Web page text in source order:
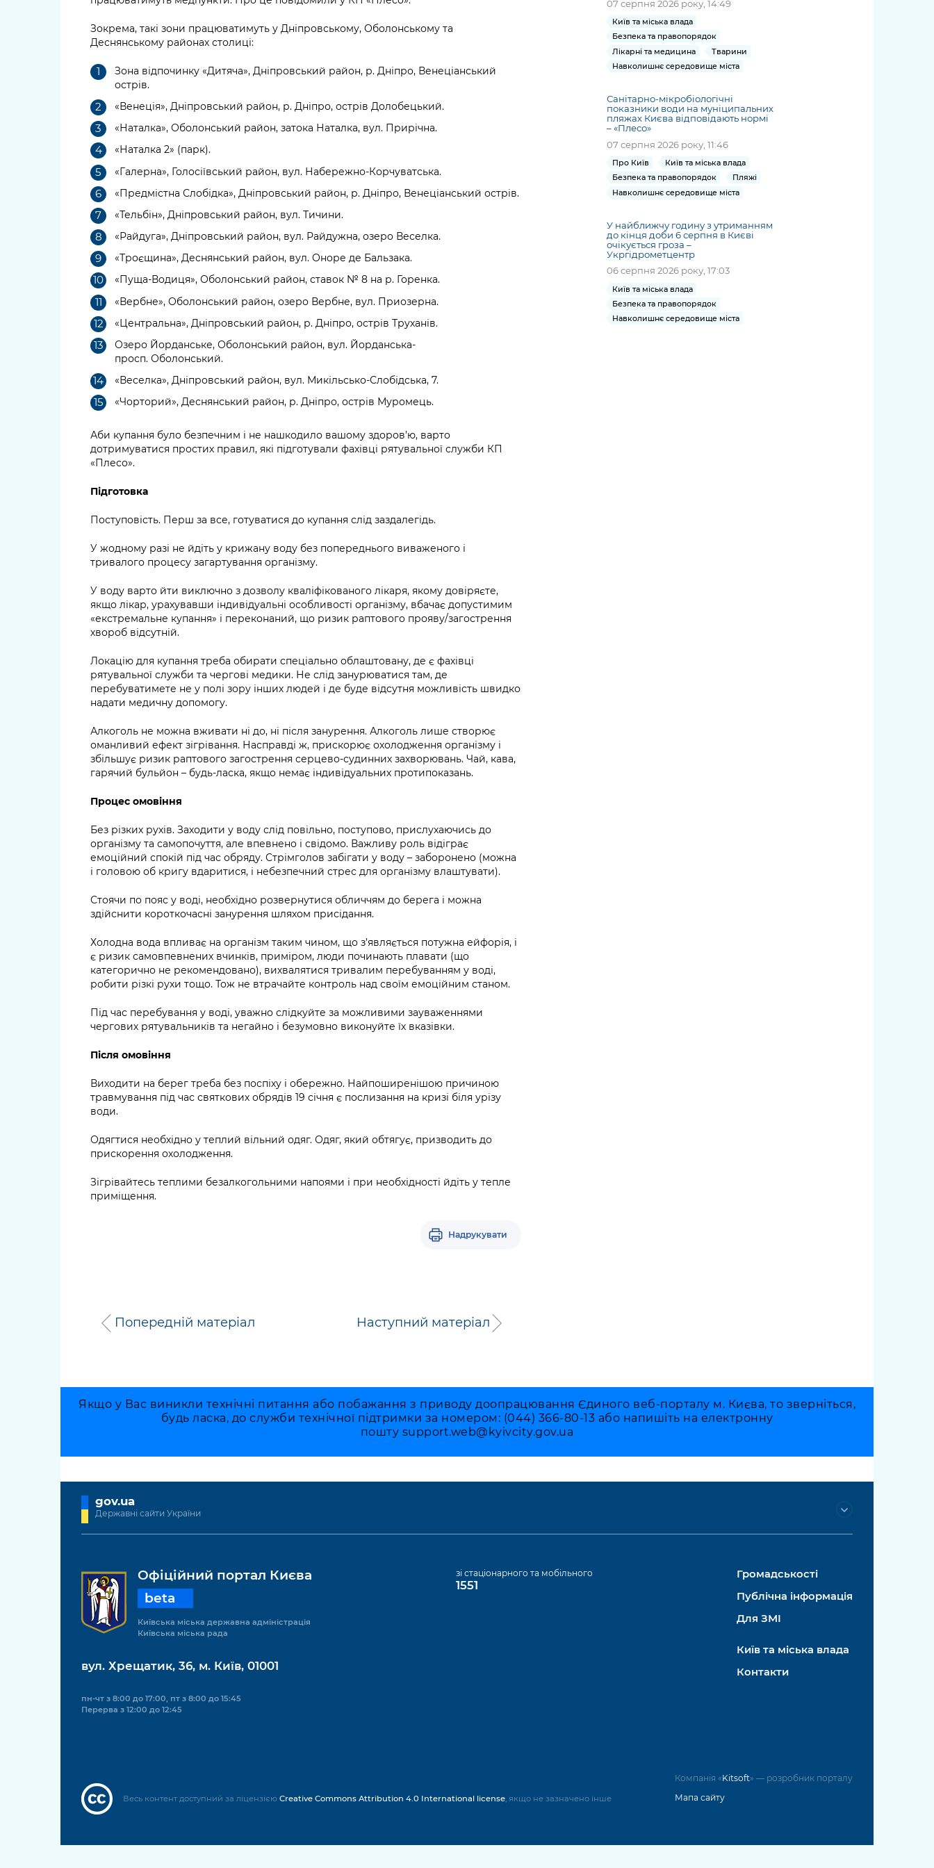
Зокрема, такі зони працюватимуть у Дніпровському, Оболонському та
Деснянському районах столиці:
Зона відпочинку «Дитяча», Дніпровський район, р. Дніпро, Венеціанський
острів.
«Венеція», Дніпровський район, р. Дніпро, острів Долобецький.
«Наталка», Оболонський район, затока Наталка, вул. Прирічна.
«Наталка 2» (парк).
«Галерна», Голосіївський район, вул. Набережно-Корчуватська.
«Предмістна Слобідка», Дніпровський район, р. Дніпро, Венеціанський острів.
«Тельбін», Дніпровський район, вул. Тичини.
«Райдуга», Дніпровський район, вул. Райдужна, озеро Веселка.
«Троєщина», Деснянський район, вул. Оноре де Бальзака.
«Пуща-Водиця», Оболонський район, ставок № 8 на р. Горенка.
«Вербне», Оболонський район, озеро Вербне, вул. Приозерна.
«Центральна», Дніпровський район, р. Дніпро, острів Труханів.
Озеро Йорданське, Оболонський район, вул. Йорданська-
просп. Оболонський.
«Веселка», Дніпровський район, вул. Микільсько-Слобідська, 7.
«Чорторий», Деснянський район, р. Дніпро, острів Муромець.
Аби купання було безпечним і не нашкодило вашому здоров’ю, варто
дотримуватися простих правил, які підготували фахівці рятувальної служби КП
«Плесо».
Підготовка
Поступовість. Перш за все, готуватися до купання слід заздалегідь.
У жодному разі не йдіть у крижану воду без попереднього виваженого і
тривалого процесу загартування організму.
У воду варто йти виключно з дозволу кваліфікованого лікаря, якому довіряєте,
якщо лікар, урахувавши індивідуальні особливості організму, вбачає допустимим
«екстремальне купання» і переконаний, що ризик раптового прояву/загострення
хвороб відсутній.
Локацію для купання треба обирати спеціально облаштовану, де є фахівці
рятувальної служби та чергові медики. Не слід занурюватися там, де
перебуватимете не у полі зору інших людей і де буде відсутня можливість швидко
надати медичну допомогу.
Алкоголь не можна вживати ні до, ні після занурення. Алкоголь лише створює
оманливий ефект зігрівання. Насправді ж, прискорює охолодження організму і
збільшує ризик раптового загострення серцево-судинних захворювань. Чай, кава,
гарячий бульйон – будь-ласка, якщо немає індивідуальних протипоказань.
Процес омовіння
Без різких рухів. Заходити у воду слід повільно, поступово, прислухаючись до
організму та самопочуття, але впевнено і свідомо. Важливу роль відіграє
емоційний спокій під час обряду. Стрімголов забігати у воду – заборонено (можна
і головою об кригу вдаритися, і небезпечний стрес для організму влаштувати).
Стоячи по пояс у воді, необхідно розвернутися обличчям до берега і можна
здійснити короткочасні занурення шляхом присідання.
Холодна вода впливає на організм таким чином, що з’являється потужна ейфорія, і
є ризик самовпевнених вчинків, приміром, люди починають плавати (що
категорично не рекомендовано), вихвалятися тривалим перебуванням у воді,
робити різкі рухи тощо. Тож не втрачайте контроль над своїм емоційним станом.
Під час перебування у воді, уважно слідкуйте за можливими зауваженнями
чергових рятувальників та негайно і безумовно виконуйте їх вказівки.
Після омовіння
Виходити на берег треба без поспіху і обережно. Найпоширенішою причиною
травмування під час святкових обрядів 19 січня є послизання на кризі біля урізу
води.
Одягтися необхідно у теплий вільний одяг. Одяг, який обтягує, призводить до
прискорення охолодження.
Зігрівайтесь теплими безалкогольними напоями і при необхідності йдіть у тепле
приміщення.
Надрукувати
Попередній матеріал Наступний матеріал
07 серпня 2026 року, 14:49
Київ та міська влада
Безпека та правопорядок
Лікарні та медицина
Тварини
Навколишнє середовище міста
Санітарно-мікробіологічні
показники води на муніципальних
пляжах Києва відповідають нормі
– «Плесо»
07 серпня 2026 року, 11:46
Про Київ
Київ та міська влада
Безпека та правопорядок
Пляжі
Навколишнє середовище міста
У найближчу годину з утриманням
до кінця доби 6 серпня в Києві
очікується гроза –
Укргідрометцентр
06 серпня 2026 року, 17:03
Київ та міська влада
Безпека та правопорядок
Навколишнє середовище міста
Якщо у Вас виникли технічні питання або побажання з приводу доопрацювання Єдиного веб-порталу м. Києва, то зверніться,
будь ласка, до служби технічної підтримки за номером: (044) 366-80-13 або напишіть на електронну
пошту support.web@kyivcity.gov.ua
gov.ua
Державні сайти України
Офіційний портал Києва
beta
Київська міська державна адміністрація
Київська міська рада
вул. Хрещатик, 36, м. Київ, 01001
пн-чт з 8:00 до 17:00, пт з 8:00 до 15:45
Перерва з 12:00 до 12:45
зі стаціонарного та мобільного
1551
Громадськості
Публічна інформація
Для ЗМІ
Київ та міська влада
Контакти
Компанія «Kitsoft» — розробник порталу
Мапа сайту
Весь контент доступний за ліцензією Creative Commons Attribution 4.0 International license, якщо не зазначено інше